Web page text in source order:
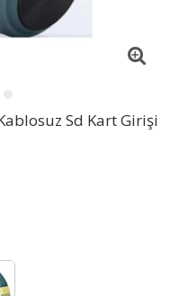
Sd Kart Girişi